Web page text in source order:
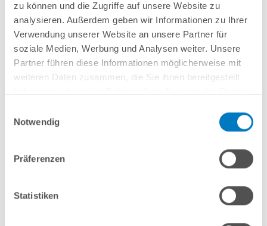
zu können und die Zugriffe auf unsere Website zu
analysieren. Außerdem geben wir Informationen zu Ihrer
Verwendung unserer Website an unsere Partner für
soziale Medien, Werbung und Analysen weiter. Unsere
Partner führen diese Informationen möglicherweise mit
weiteren Daten zusammen, die Sie ihnen bereitgestellt
Notwendig
Präferenzen
Statistiken
inkl. gesetzlicher MwSt.zzgl. Versandkosten; ab 99,- frachtfrei
Lieferung in ca. 1-3 Arbeitstagen
Klarsicht-Vorfilterdeckel, passend für alle AquaPlus Pumpen.
Merken
info(at)poolsana.de Anfrageformular